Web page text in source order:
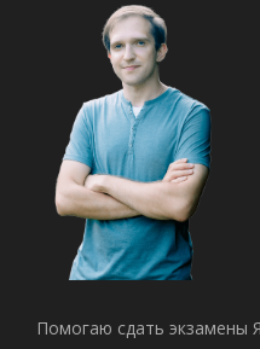
Помогаю сдать экзамены